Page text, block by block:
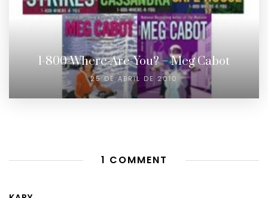
1-800-Where-Are-You? – Meg Cabot
25 DE ABRIL DE 2010
1 COMMENT